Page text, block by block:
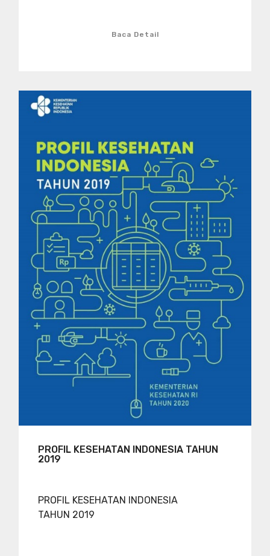
Baca Detail
PROFIL KESEHATAN INDONESIA TAHUN
2019
PROFIL KESEHATAN INDONESIA
TAHUN 2019